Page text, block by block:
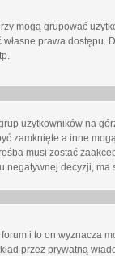
mogą grupować
prawa
użytkowników na
zamknięte a inne
musi zostać
negatywnej decyzji, ma
i to on wyznacza
przez prywatną